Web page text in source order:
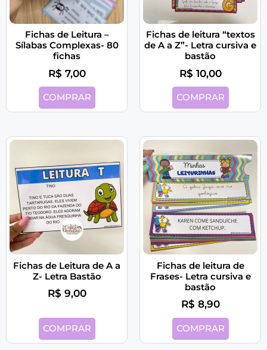
Fichas de Leitura –
Sílabas Complexas- 80
fichas
R$ 7,00
COMPRAR
Fichas de leitura “textos
de A a Z”- Letra cursiva e
bastão
R$ 10,00
COMPRAR
Fichas de Leitura de A a
Z- Letra Bastão
R$ 9,00
COMPRAR
Fichas de leitura de
Frases- Letra cursiva e
bastão
R$ 8,90
COMPRAR